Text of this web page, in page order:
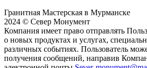
Гранитная Мастерская в Мурманске
2024 © Север Монумент
Компания имеет право отправлять
о новых продуктах и услугах,
различных событиях. Пользователь
получения сообщений, направив